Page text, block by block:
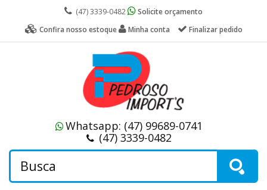
(47) 3339-0482
Solicite orçamento
Confira nosso estoque
Minha conta Finalizar pedido
Whatsapp: (47) 99689-0741
(47) 3339-0482